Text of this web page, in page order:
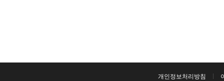
개인정보처리방침